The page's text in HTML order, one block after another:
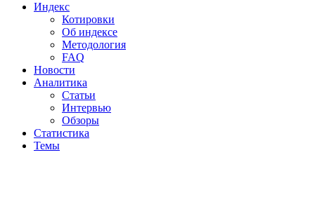
Индекс
Котировки
Об индексе
Методология
FAQ
Новости
Аналитика
Статьи
Интервью
Обзоры
Статистика
Темы